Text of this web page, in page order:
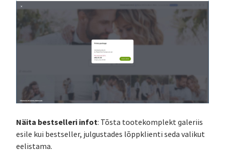
Näita bestselleri infot: Tõsta tootekomplekt galeriis
esile kui bestseller, julgustades lõppklienti seda valikut
eelistama.